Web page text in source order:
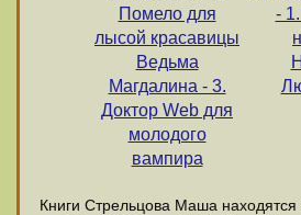
Помело для
лысой красавицы
Ведьма
Магдалина - 3.
Доктор Web для
молодого
вампира
-
Книги Стрельцова Маша